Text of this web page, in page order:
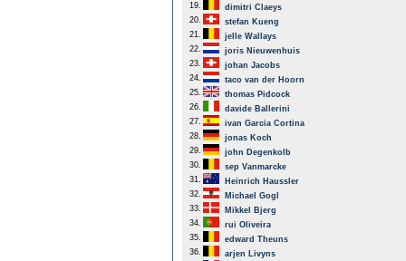
19.
dimitri Claeys
20.
stefan Kueng
21.
jelle Wallays
22.
joris Nieuwenhuis
23.
johan Jacobs
24.
taco van der Hoorn
25.
thomas Pidcock
26.
davide Ballerini
27.
ivan Garcia Cortina
28.
jonas Koch
29.
john Degenkolb
30.
sep Vanmarcke
31.
Heinrich Haussler
32.
Michael Gogl
33.
Mikkel Bjerg
34.
rui Oliveira
35.
edward Theuns
36.
arjen Livyns